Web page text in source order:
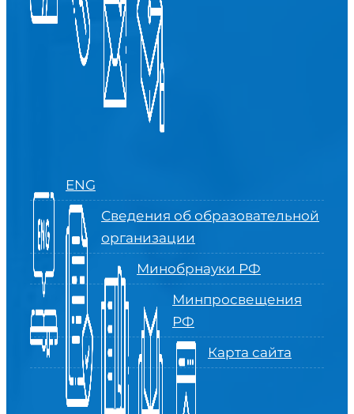
ENG
Сведения об образовательной
организации
Минобрнауки РФ
Минпросвещения
РФ
Карта сайта